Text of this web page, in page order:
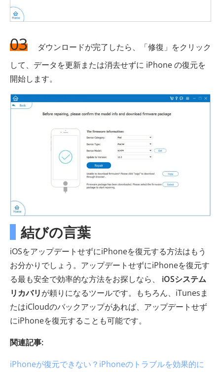
03
ダウンロードが完了したら、「修復」をクリック
して、データを更新または消去せずに iPhone の復元を
開始します。
結びの言葉
iOSをアップデートせずにiPhoneを復元する方法はもう
お分かりでしょう。アップデートせずにiPhoneを復元す
る最も安全で効率的な方法をお探しなら、 iOSシステム
リカバリが頼りになるツールです。もちろん、iTunesま
たはiCloudのバックアップがあれば、アップデートせず
にiPhoneを復元することも可能です。
関連記事:
iPhoneが復元できない？iPhoneのトラブルを効果的に